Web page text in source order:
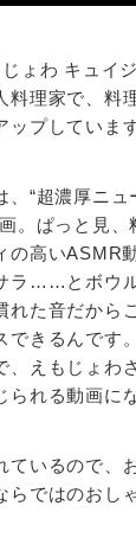
ょわ キュイ
料理家で、料
プしています
、“超濃厚ニ
。ぱっと見、
の高いASMR
ラ……とボウ
れた音だから
できるんです
、えもじょわ
られる動画に
ているので、
らではのおし